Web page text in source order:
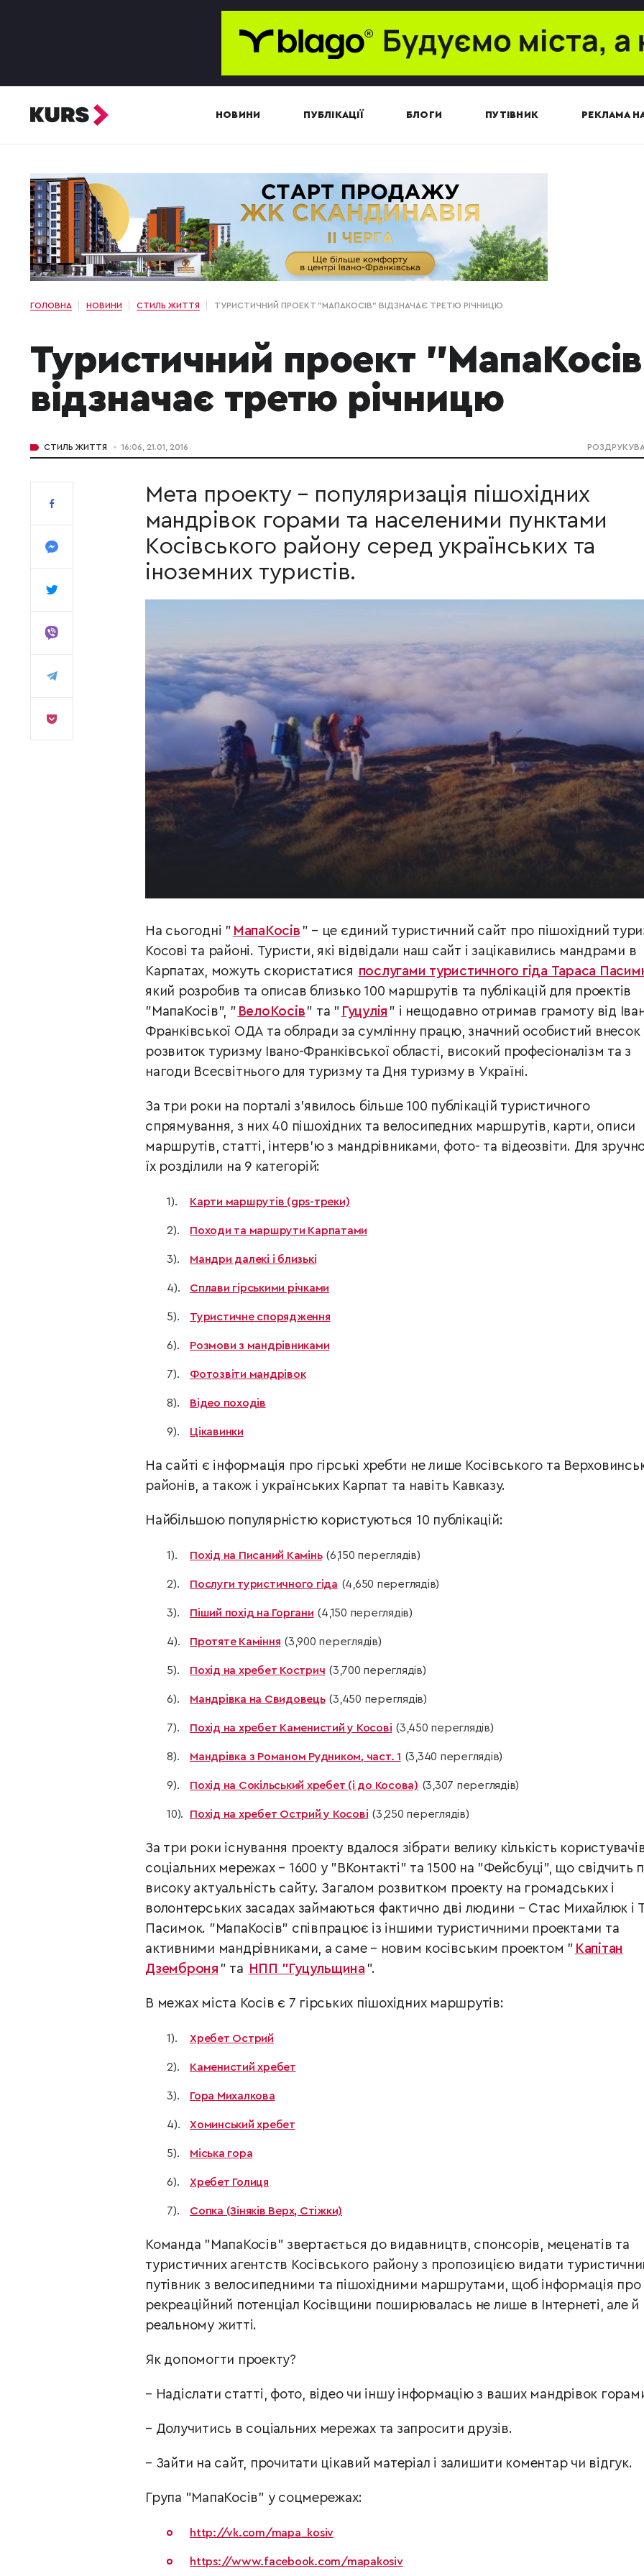
НОВИНИ ПУБЛІКАЦІЇ БЛОГИ ПУТІВНИК РЕКЛАМА
ГОЛОВНА НОВИНИ СТИЛЬ ЖИТТЯ ТУРИСТИЧНИЙ ПРОЕКТ "МАПАКОСІВ" ВІДЗНАЧАЄ ТРЕТЮ РІЧНИЦЮ
Туристичний проект
відзначає третю річницю
СТИЛЬ ЖИТТЯ 16:06, 21.01, 2016
Мета проекту – популяризація пішохідних
мандрівок горами та населеними пунктами
Косівського району серед українських та
іноземних туристів.
На сьогодні " МапаКосів " – це єдиний туристичний сайт про пішохідний
Косові та районі. Туристи, які відвідали наш сайт і зацікавились мандрами в
Карпатах, можуть скористатися послугами туристичного гіда Тараса
який розробив та описав близько 100 маршрутів та публікацій для проектів
"МапаКосів", " ВелоКосів " та " Гуцулія " і нещодавно отримав грамоту від
Франківської ОДА та облради за сумлінну працю, значний особистий внесок
розвиток туризму Івано-Франківської області, високий професіоналізм та з
нагоди Всесвітнього для туризму та Дня туризму в Україні.
За три роки на порталі з’явилось більше 100 публікацій туристичного
спрямування, з них 40 пішохідних та велосипедних маршрутів, карти, описи
маршрутів, статті, інтерв’ю з мандрівниками, фото- та відеозвіти. Для
їх розділили на 9 категорій:
Карти маршрутів (gps-треки)
Походи та маршрути Карпатами
Мандри далекі і близькі
Сплави гірськими річками
Туристичне спорядження
Розмови з мандрівниками
Фотозвіти мандрівок
Відео походів
Цікавинки
На сайті є інформація про гірські хребти не лише Косівського та
районів, а також і українських Карпат та навіть Кавказу.
Найбільшою популярністю користуються 10 публікацій:
Похід на Писаний Камінь (6,150 переглядів)
Послуги туристичного гіда (4,650 переглядів)
Піший похід на Горгани (4,150 переглядів)
Протяте Каміння (3,900 переглядів)
Похід на хребет Кострич (3,700 переглядів)
Мандрівка на Свидовець (3,450 переглядів)
Похід на хребет Каменистий у Косові (3,450 переглядів)
Мандрівка з Романом Рудником, част. 1 (3,340 переглядів)
Похід на Сокільський хребет (і до Косова) (3,307 переглядів)
Похід на хребет Острий у Косові (3,250 переглядів)
За три роки існування проекту вдалося зібрати велику кількість
соціальних мережах – 1600 у "ВКонтакті" та 1500 на "Фейсбуці", що свідчить
високу актуальність сайту. Загалом розвитком проекту на громадських і
волонтерських засадах займаються фактично дві людини – Стас Михайлюк і
Пасимок. "МапаКосів" співпрацює із іншими туристичними проектами та
активними мандрівниками, а саме – новим косівським проектом " Капітан
Дземброня " та НПП "Гуцульщина ".
В межах міста Косів є 7 гірських пішохідних маршрутів:
Хребет Острий
Каменистий хребет
Гора Михалкова
Хоминський хребет
Міська гора
Хребет Голиця
Сопка (Зіняків Верх, Стіжки)
Команда "МапаКосів" звертається до видавництв, спонсорів, меценатів та
туристичних агентств Косівського району з пропозицією видати
путівник з велосипедними та пішохідними маршрутами, щоб інформація про
рекреаційний потенціал Косівщини поширювалась не лише в Інтернеті, але й
реальному житті.
Як допомогти проекту?
– Надіслати статті, фото, відео чи іншу інформацію з ваших мандрівок
– Долучитись в соціальних мережах та запросити друзів.
– Зайти на сайт, прочитати цікавий матеріал і залишити коментар чи відгук.
Група "МапаКосів" у соцмережах:
http://vk.com/mapa_kosiv
https://www.facebook.com/mapakosiv